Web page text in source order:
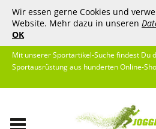
Wir essen gerne Cookies und
Website. Mehr dazu in unseren
OK
Mit unserer Sportartikel-Suche findest Du
Sportausrüstung aus hunderten Online-